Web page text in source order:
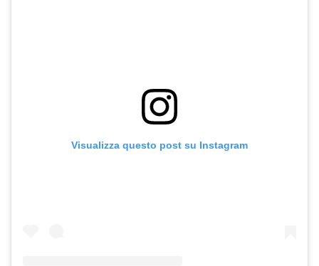
Visualizza questo post su Instagram